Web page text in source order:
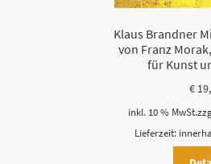
Klaus Brandner
von Franz
für Kunst
€
inkl. 10 % MwSt.
Lieferzeit: